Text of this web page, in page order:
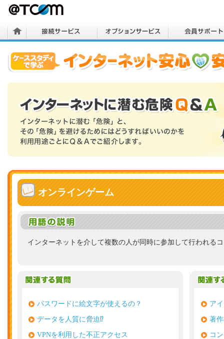
オンラインゲーム
インターネットを介して複数の人が同時に参加して行われる
パスワードに絵文字が使えるの？
データを人質に脅迫⁉
VPNを利用した不正アクセス
ア
著
コ